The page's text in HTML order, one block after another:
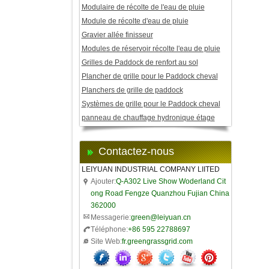
Modulaire de récolte de l'eau de pluie
Module de récolte d'eau de pluie
Gravier allée finisseur
Modules de réservoir récolte l'eau de pluie
Grilles de Paddock de renfort au sol
Plancher de grille pour le Paddock cheval
Planchers de grille de paddock
Systèmes de grille pour le Paddock cheval
panneau de chauffage hydronique étage
Contactez-nous
LEIYUAN INDUSTRIAL COMPANY LIITED
Ajouter:Q-A302 Live Show Woderland Cit
ong Road Fengze Quanzhou Fujian China
362000
Messagerie:green@leiyuan.cn
Téléphone:+86 595 22788697
Site Web:fr.greengrassgrid.com